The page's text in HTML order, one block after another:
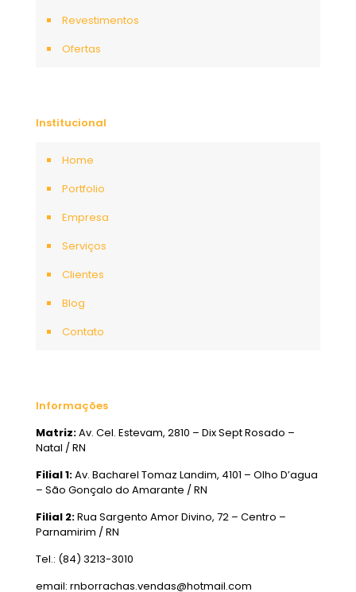
Revestimentos
Ofertas
Institucional
Home
Portfolio
Empresa
Serviços
Clientes
Blog
Contato
Informações
Matriz:Av. Cel. Estevam, 2810 – Dix Sept Rosado –
Natal / RN
Filial 1:Av. Bacharel Tomaz Landim, 4101 – Olho D’agua
– São Gonçalo do Amarante / RN
Filial 2:Rua Sargento Amor Divino, 72 – Centro –
Parnamirim / RN
Tel.: (84) 3213-3010
email: rnborrachas.vendas@hotmail.com